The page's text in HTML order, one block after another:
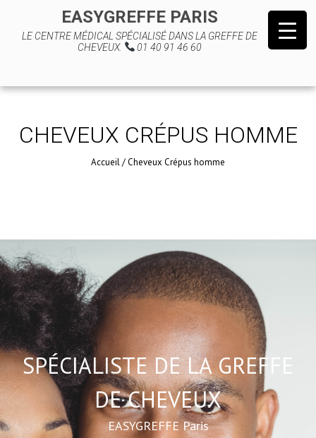
EASYGREFFE PARIS
LE CENTRE MÉDICAL SPÉCIALISÉ DANS LA GREFFE DE
CHEVEUX.
01 40 91 46 60
CHEVEUX CRÉPUS HOMME
Accueil/Cheveux Crépus homme
SPÉCIALISTE DE LA GREFFE
DE CHEVEUX
EASYGREFFE Paris